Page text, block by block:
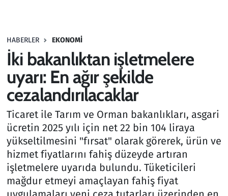
HABERLER EKONOMI
İki bakanlıktan işletmelere
uyarı: En ağır şekilde
cezalandırılacaklar
Ticaret ile Tarım ve Orman bakanlıkları, asgari
ücretin 2025 yılı için net 22 bin 104 liraya
yükseltilmesini "fırsat" olarak görerek, ürün ve
hizmet fiyatlarını fahiş düzeyde artıran
işletmelere uyarıda bulundu. Tüketicileri
mağdur etmeyi amaçlayan fahiş fiyat
Haber
Kültür Sanat
Kurumsal Haberler
Lezzet Durağı
Memur ve Kamu
Otomobil